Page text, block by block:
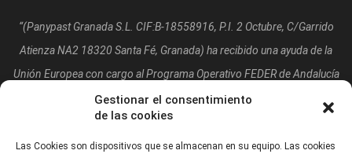
Gestionar el consentimiento
de las cookies
Las Cookies son dispositivos que se almacenan en su equipo. Las cookies
“(Panypast Granada S.L. CIF:B-18558916, P.I. 2 Octubre, C/Garrido
Atienza NA2 18320 Santa Fé, Granada) ha recibido una ayuda de la
Unión Europea con cargo al Programa Operativo FEDER de Andalucía
2014-2020, financiada como parte de la respuesta de la Unión a la
pandemia de COVID-19 (REACT-UE), para compensar el sobrecoste
energético de gas natural y/o electricidad a pymes y autónomos